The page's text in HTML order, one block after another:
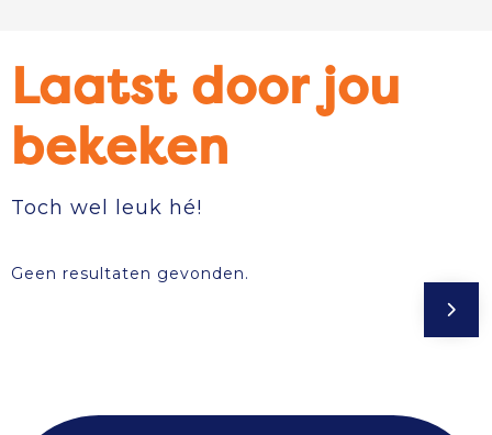
Laatst door jou
bekeken
Toch wel leuk hé!
Geen resultaten gevonden.